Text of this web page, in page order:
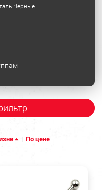
Черные
| По цене